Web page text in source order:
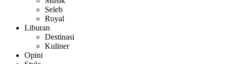
Seleb
Royal
Liburan
Destinasi
Kuliner
Opini